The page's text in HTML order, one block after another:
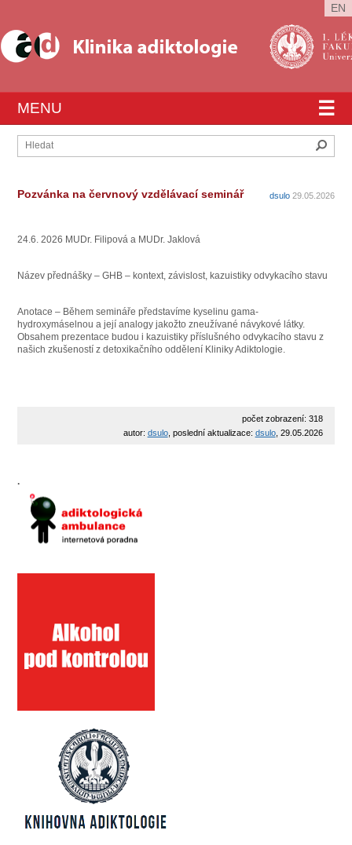
EN
☰
MENU
dsulo29.05.2026
Pozvánka na červnový vzdělávací seminář
24.6. 2026 MUDr. Filipová a MUDr. Jaklová
Název přednášky – GHB – kontext, závislost, kazuistiky odvykacího stavu
Anotace – Během semináře představíme kyselinu gama-
hydroxymáselnou a její analogy jakožto zneužívané návykové látky.
Obsahem prezentace budou i kazuistiky příslušného odvykacího stavu z
našich zkušeností z detoxikačního oddělení Kliniky Adiktologie.
počet zobrazení: 318
autor: dsulo, poslední aktualizace: dsulo, 29.05.2026
.